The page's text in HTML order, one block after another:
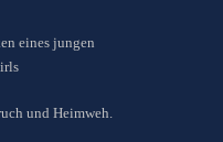
eines jungen
und Heimweh.